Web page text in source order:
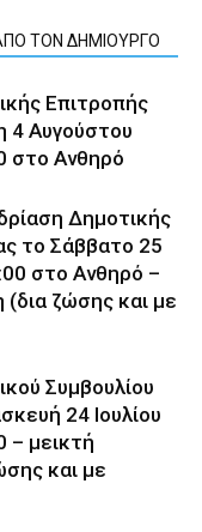
ΤΟΝ ΔΗΜΙΟΥΡΓΟ
Επιτροπής
4 Αυγούστου
στο Ανθηρό
Δημοτικής
το Σάββατο 25
στο Ανθηρό –
(δια ζώσης και με
Συμβουλίου
24 Ιουλίου
– μεικτή
και με